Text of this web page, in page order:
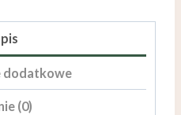
dodatkowe
(0)